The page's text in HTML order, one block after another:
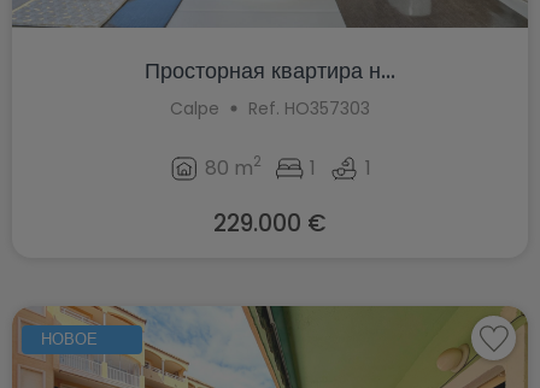
Просторная квартира н...
Calpe Ref. HO357303
80 m2 1 1
229.000 €
НОВОЕ